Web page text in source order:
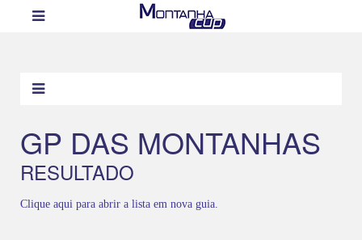
GP DAS MONTANHAS
RESULTADO
Clique aqui para abrir a lista em nova guia.